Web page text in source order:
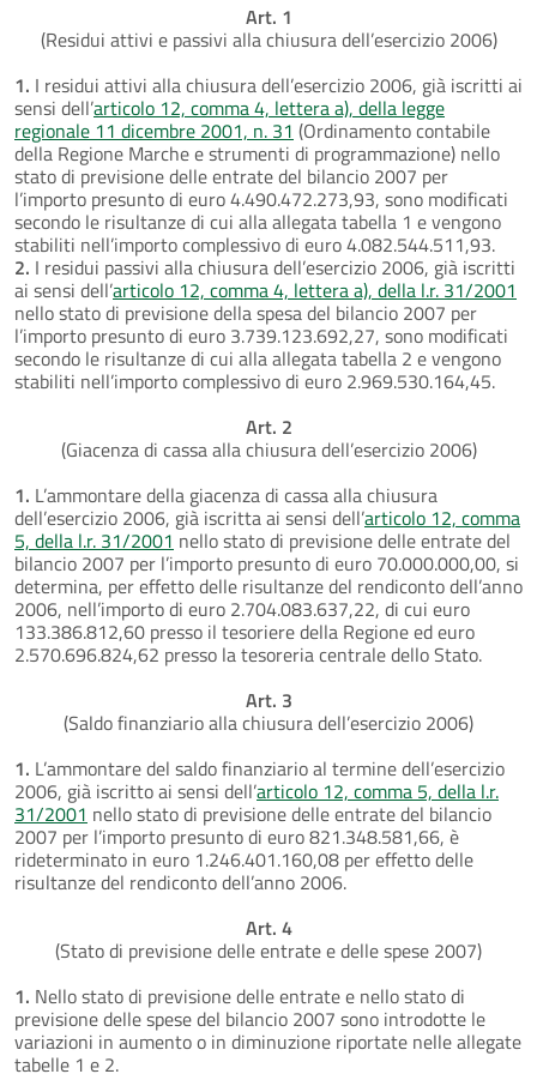
Art. 1
(Residui attivi e passivi alla chiusura dell’esercizio 2006)
1. I residui attivi alla chiusura dell’esercizio 2006, già iscritti ai
sensi dell’articolo 12, comma 4, lettera a), della legge
regionale 11 dicembre 2001, n. 31 (Ordinamento contabile
della Regione Marche e strumenti di programmazione) nello
stato di previsione delle entrate del bilancio 2007 per
l’importo presunto di euro 4.490.472.273,93, sono modificati
secondo le risultanze di cui alla allegata tabella 1 e vengono
stabiliti nell’importo complessivo di euro 4.082.544.511,93.
2. I residui passivi alla chiusura dell’esercizio 2006, già iscritti
ai sensi dell’articolo 12, comma 4, lettera a), della l.r. 31/2001
nello stato di previsione della spesa del bilancio 2007 per
l’importo presunto di euro 3.739.123.692,27, sono modificati
secondo le risultanze di cui alla allegata tabella 2 e vengono
stabiliti nell’importo complessivo di euro 2.969.530.164,45.
Art. 2
(Giacenza di cassa alla chiusura dell’esercizio 2006)
1. L’ammontare della giacenza di cassa alla chiusura
dell’esercizio 2006, già iscritta ai sensi dell’articolo 12, comma
5, della l.r. 31/2001 nello stato di previsione delle entrate del
bilancio 2007 per l’importo presunto di euro 70.000.000,00, si
determina, per effetto delle risultanze del rendiconto dell’anno
2006, nell’importo di euro 2.704.083.637,22, di cui euro
133.386.812,60 presso il tesoriere della Regione ed euro
2.570.696.824,62 presso la tesoreria centrale dello Stato.
Art. 3
(Saldo finanziario alla chiusura dell’esercizio 2006)
1. L’ammontare del saldo finanziario al termine dell’esercizio
2006, già iscritto ai sensi dell’articolo 12, comma 5, della l.r.
31/2001 nello stato di previsione delle entrate del bilancio
2007 per l’importo presunto di euro 821.348.581,66, è
rideterminato in euro 1.246.401.160,08 per effetto delle
risultanze del rendiconto dell’anno 2006.
Art. 4
(Stato di previsione delle entrate e delle spese 2007)
1. Nello stato di previsione delle entrate e nello stato di
previsione delle spese del bilancio 2007 sono introdotte le
variazioni in aumento o in diminuzione riportate nelle allegate
tabelle 1 e 2.